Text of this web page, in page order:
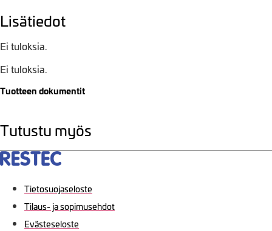
Lisätiedot
Ei tuloksia.
Ei tuloksia.
Tuotteen dokumentit
Tutustu myös
Tietosuojaseloste
Tilaus- ja sopimusehdot
Evästeseloste